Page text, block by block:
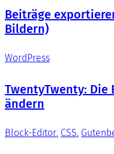
Beiträge
Bildern)
WordPress
TwentyTwenty: Die
ändern
Block-Editor CSS